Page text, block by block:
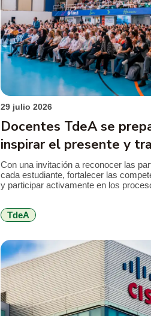
29 julio 2026
Docentes TdeA se
inspirar el presente y
futuro
Con una invitación a reconocer las
cada estudiante, fortalecer las
y participar activamente en los
de 2026. El encuentro reunió a
TdeA